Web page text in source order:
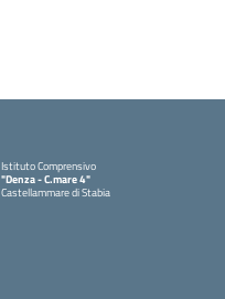
Istituto Comprensivo
"Denza - C.mare 4"
Castellammare di Stabia